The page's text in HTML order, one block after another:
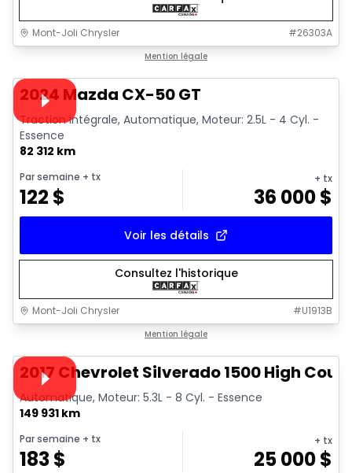
Mont-Joli Chrysler #26303A
Mention légale
Vidéo disponible
2024 Mazda CX-50 GT
Traction intégrale, Automatique, Moteur: 2.5L - 4 Cyl. -
Essence
82 312 km
Par semaine + tx
122 $
+ tx
36 000$
Voir les détails
Consultez l'historique
Mont-Joli Chrysler #U1913B
Mention légale
Vidéo disponible
2017 Chevrolet Silverado 1500 High
Automatique, Moteur: 5.3L - 8 Cyl. - Essence
149 931 km
Par semaine + tx
183$
+ tx
25 000$